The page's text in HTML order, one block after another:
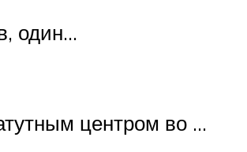
один…
центром во …